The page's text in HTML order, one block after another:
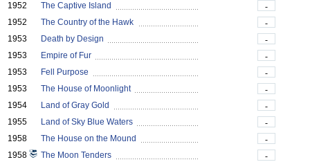
1952
The Captive Island
-
1952
The Country of the Hawk
-
1953
Death by Design
-
1953
Empire of Fur
-
1953
Fell Purpose
-
1953
The House of Moonlight
-
1954
Land of Gray Gold
-
1955
Land of Sky Blue Waters
-
1958
The House on the Mound
-
1958
The Moon Tenders
-